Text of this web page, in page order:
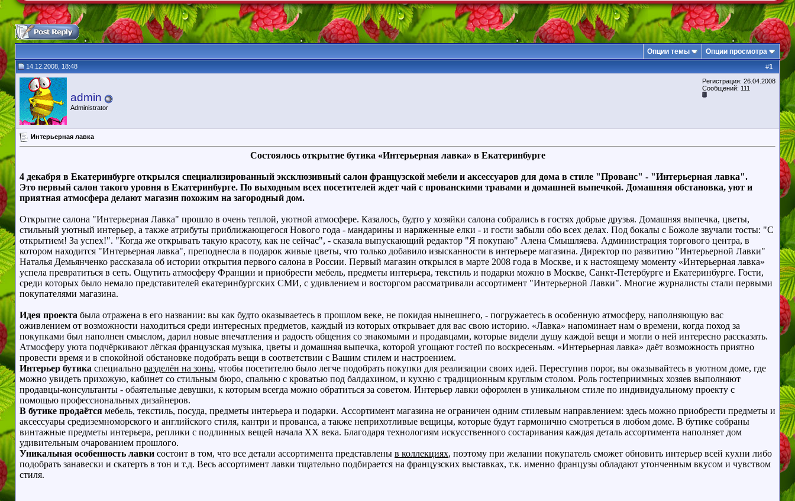
Опции темы Опции просмотра
#1
14.12.2008, 18:48
admin
Administrator
Регистрация: 26.04.2008
Сообщений: 111
Интерьерная лавка
Состоялось открытие бутика «Интерьерная лавка» в Екатеринбурге
4 декабря в Екатеринбурге открылся специализированный эксклюзивный салон французской мебели и аксессуаров для дома в стиле "Прованс" - "Интерьерная лавка".
Это первый салон такого уровня в Екатеринбурге. По выходным всех посетителей ждет чай с прованскими травами и домашней выпечкой. Домашняя обстановка, уют и
приятная атмосфера делают магазин похожим на загородный дом.
Открытие салона "Интерьерная Лавка" прошло в очень теплой, уютной атмосфере. Казалось, будто у хозяйки салона собрались в гостях добрые друзья. Домашняя выпечка, цветы,
стильный уютный интерьер, а также атрибуты приближающегося Нового года - мандарины и наряженные елки - и гости забыли обо всех делах. Под бокалы с Божоле звучали тосты: "С
открытием! За успех!". "Когда же открывать такую красоту, как не сейчас", - сказала выпускающий редактор "Я покупаю" Алена Смышляева. Администрация торгового центра, в
котором находится "Интерьерная лавка", преподнесла в подарок живые цветы, что только добавило изысканности в интерьере магазина. Директор по развитию "Интерьерной Лавки"
Наталья Демьянченко рассказала об истории открытия первого салона в России. Первый магазин открылся в марте 2008 года в Москве, и к настоящему моменту «Интерьерная лавка»
успела превратиться в сеть. Ощутить атмосферу Франции и приобрести мебель, предметы интерьера, текстиль и подарки можно в Москве, Санкт-Петербурге и Екатеринбурге. Гости,
среди которых было немало представителей екатеринбургских СМИ, с удивлением и восторгом рассматривали ассортимент "Интерьерной Лавки". Многие журналисты стали первыми
покупателями магазина.
Идея проекта была отражена в его названии: вы как будто оказываетесь в прошлом веке, не покидая нынешнего, - погружаетесь в особенную атмосферу, наполняющую вас
оживлением от возможности находиться среди интересных предметов, каждый из которых открывает для вас свою историю. «Лавка» напоминает нам о времени, когда поход за
покупками был наполнен смыслом, дарил новые впечатления и радость общения со знакомыми и продавцами, которые видели душу каждой вещи и могли о ней интересно рассказать.
Атмосферу уюта подчёркивают лёгкая французская музыка, цветы и домашняя выпечка, которой угощают гостей по воскресеньям. «Интерьерная лавка» даёт возможность приятно
провести время и в спокойной обстановке подобрать вещи в соответствии с Вашим стилем и настроением.
Интерьер бутика специально разделён на зоны, чтобы посетителю было легче подобрать покупки для реализации своих идей. Переступив порог, вы оказывайтесь в уютном доме, где
можно увидеть прихожую, кабинет со стильным бюро, спальню с кроватью под балдахином, и кухню с традиционным круглым столом. Роль гостеприимных хозяев выполняют
продавцы-консультанты - обаятельные девушки, к которым всегда можно обратиться за советом. Интерьер лавки оформлен в уникальном стиле по индивидуальному проекту с
помощью профессиональных дизайнеров.
В бутике продаётся мебель, текстиль, посуда, предметы интерьера и подарки. Ассортимент магазина не ограничен одним стилевым направлением: здесь можно приобрести предметы и
аксессуары средиземноморского и английского стиля, кантри и прованса, а также неприхотливые вещицы, которые будут гармонично смотреться в любом доме. В бутике собраны
винтажные предметы интерьера, реплики с подлинных вещей начала XX века. Благодаря технологиям искусственного состаривания каждая деталь ассортимента наполняет дом
удивительным очарованием прошлого.
Уникальная особенность лавки состоит в том, что все детали ассортимента представлены в коллекциях, поэтому при желании покупатель сможет обновить интерьер всей кухни либо
подобрать занавески и скатерть в тон и т.д. Весь ассортимент лавки тщательно подбирается на французских выставках, т.к. именно французы обладают утонченным вкусом и чувством
стиля.